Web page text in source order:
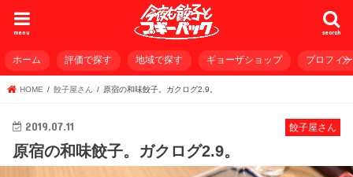
search
menu
ホーム 評価で探す 地域で探す ギョーザショップ プロフィ
HOME 餃子屋さん 原宿の和味餃子。ガクログ2.9。
餃子屋さん
2019.07.11
原宿の和味餃子。ガクログ2.9。